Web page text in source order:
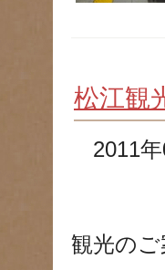
松江観
2011
観光のご